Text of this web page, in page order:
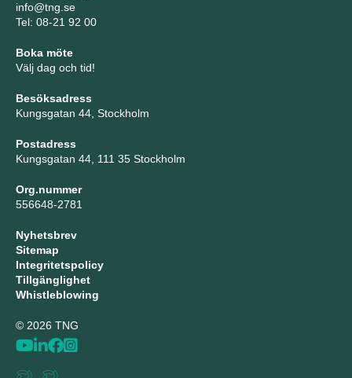
info@tng.se
Tel: 08-21 92 00
Boka möte
Välj dag och tid!
Besöksadress
Kungsgatan 44, Stockholm
Postadress
Kungsgatan 44, 111 35 Stockholm
Org.nummer
556648-2781
Nyhetsbrev
Sitemap
Integritetspolicy
Tillgänglighet
Whistleblowing
© 2026 TNG